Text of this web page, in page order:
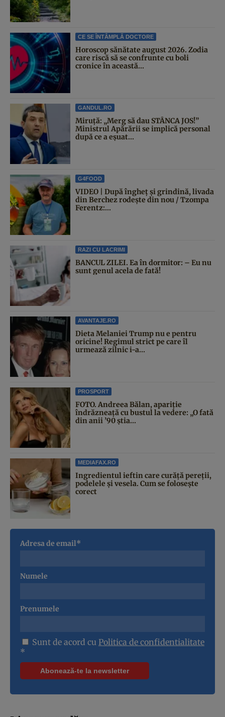
CE SE ÎNTÂMPLĂ DOCTORE
Horoscop sănătate august 2026. Zodia
care riscă să se confrunte cu boli
cronice în această...
GANDUL.RO
Miruță: „Merg să dau STÂNCA JOS!”
Ministrul Apărării se implică personal
după ce a eșuat...
G4FOOD
VIDEO | După îngheț și grindină, livada
din Berchez rodește din nou / Tzompa
Ferentz:...
RAZI CU LACRIMI
BANCUL ZILEI. Ea în dormitor: – Eu nu
sunt genul acela de fată!
AVANTAJE.RO
Dieta Melaniei Trump nu e pentru
oricine! Regimul strict pe care îl
urmează zilnic i-a...
PROSPORT
FOTO. Andreea Bălan, apariție
îndrăzneață cu bustul la vedere: „O fată
din anii ’90 știa...
MEDIAFAX.RO
Ingredientul ieftin care curăță pereții,
podelele și vesela. Cum se folosește
corect
Adresa de email*
Numele
Prenumele
Sunt de acord cu Politica de confidentialitate
*